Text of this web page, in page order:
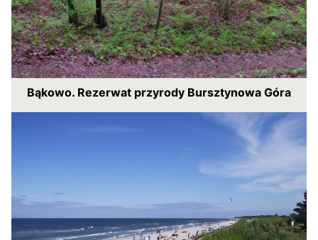
Bąkowo. Rezerwat przyrody Bursztynowa Góra